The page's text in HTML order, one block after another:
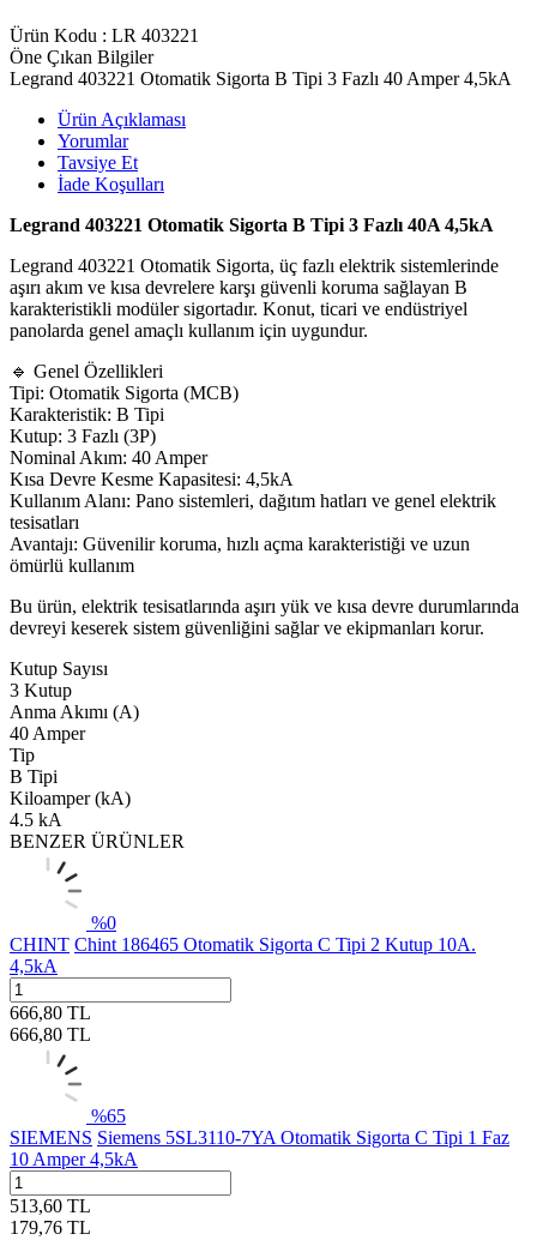
Ürün Kodu : LR 403221
Öne Çıkan Bilgiler
Legrand 403221 Otomatik Sigorta B Tipi 3 Fazlı 40 Amper 4,5kA
Ürün Açıklaması
Yorumlar
Tavsiye Et
İade Koşulları
Legrand 403221 Otomatik Sigorta B Tipi 3 Fazlı 40A 4,5kA
Legrand 403221 Otomatik Sigorta, üç fazlı elektrik sistemlerinde
aşırı akım ve kısa devrelere karşı güvenli koruma sağlayan B
karakteristikli modüler sigortadır. Konut, ticari ve endüstriyel
panolarda genel amaçlı kullanım için uygundur.
🔹 Genel Özellikleri
Tipi: Otomatik Sigorta (MCB)
Karakteristik: B Tipi
Kutup: 3 Fazlı (3P)
Nominal Akım: 40 Amper
Kısa Devre Kesme Kapasitesi: 4,5kA
Kullanım Alanı: Pano sistemleri, dağıtım hatları ve genel elektrik
tesisatları
Avantajı: Güvenilir koruma, hızlı açma karakteristiği ve uzun
ömürlü kullanım
Bu ürün, elektrik tesisatlarında aşırı yük ve kısa devre durumlarında
devreyi keserek sistem güvenliğini sağlar ve ekipmanları korur.
Kutup Sayısı
3 Kutup
Anma Akımı (A)
40 Amper
Tip
B Tipi
Kiloamper (kA)
4.5 kA
BENZER ÜRÜNLER
%0
CHINT Chint 186465 Otomatik Sigorta C Tipi 2 Kutup 10A.
4,5kA
666,80 TL
666,80 TL
%65
SIEMENS Siemens 5SL3110-7YA Otomatik Sigorta C Tipi 1 Faz
10 Amper 4,5kA
513,60 TL
179,76 TL